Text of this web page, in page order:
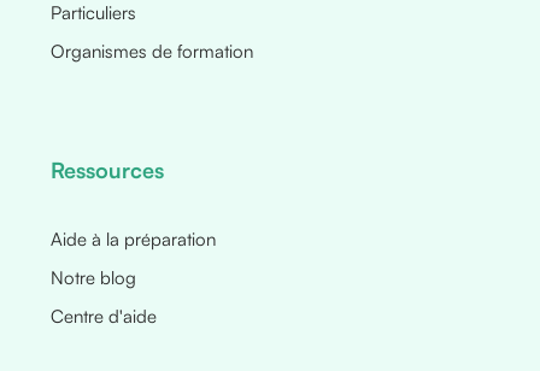
Particuliers
Organismes de formation
Ressources
Aide à la préparation
Notre blog
Centre d'aide